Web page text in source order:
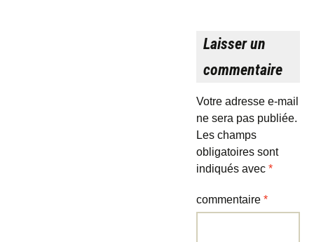
Laisser un
commentaire
Votre adresse e-mail
ne sera pas publiée.
Les champs
obligatoires sont
indiqués avec *
commentaire *